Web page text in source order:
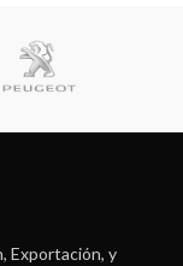
Exportación, y